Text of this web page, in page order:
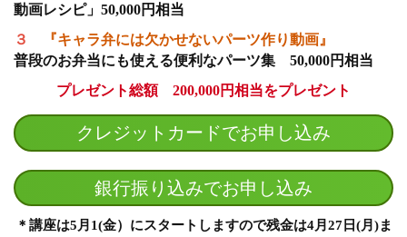
動画レシピ」50,000円相当
３
『キャラ弁には欠かせないパーツ作り動画』
普段のお弁当にも使える便利なパーツ集 50,000円相当
プレゼント総額 200,000円相当をプレゼント
クレジットカードでお申し込み
銀行振り込みでお申し込み
＊講座は5月1(金）にスタートしますので残金は4月27日(月)ま